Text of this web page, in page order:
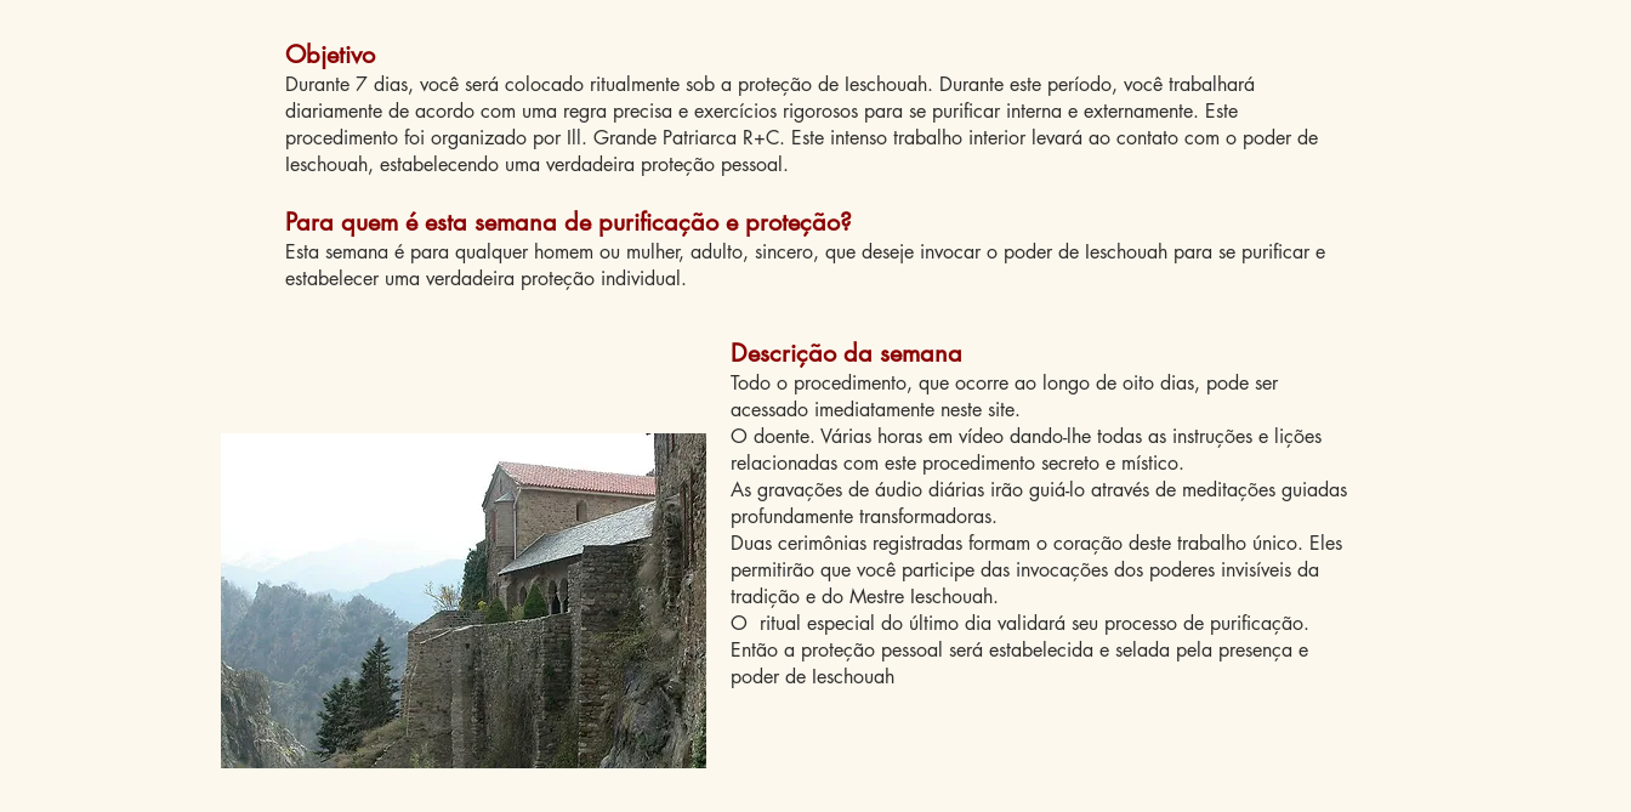
Objetivo
Durante 7 dias, você será colocado ritualmente sob a proteção de Ieschouah. Durante este período, você trabalhará
diariamente de acordo com uma regra precisa e exercícios rigorosos para se purificar interna e externamente. Este
procedimento foi organizado por Ill. Grande Patriarca R+C. Este intenso trabalho interior levará ao contato com o poder de
Ieschouah, estabelecendo uma verdadeira proteção pessoal.
Para quem é esta semana de purificação e proteção?
Esta semana é para qualquer homem ou mulher, adulto, sincero, que deseje invocar o poder de Ieschouah para se purificar e
estabelecer uma verdadeira proteção individual.
Descrição da semana
Todo o procedimento, que ocorre ao longo de oito dias, pode ser
acessado imediatamente neste site.
O doente. Várias horas em vídeo dando-lhe todas as instruções e lições
relacionadas com este procedimento secreto e místico.
As gravações de áudio diárias irão guiá-lo através de meditações guiadas
profundamente transformadoras.
Duas cerimônias registradas formam o coração deste trabalho único. Eles
permitirão que você participe das invocações dos poderes invisíveis da
tradição e do Mestre Ieschouah.
O ritual especial do último dia validará seu processo de purificação.
Então a proteção pessoal será estabelecida e selada pela presença e
poder de Ieschouah